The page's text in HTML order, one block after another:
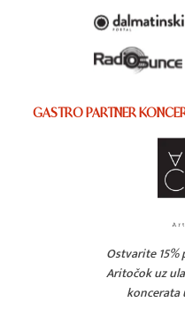
GASTRO PARTNER
Ostvarite
Aritočok uz
koncerata